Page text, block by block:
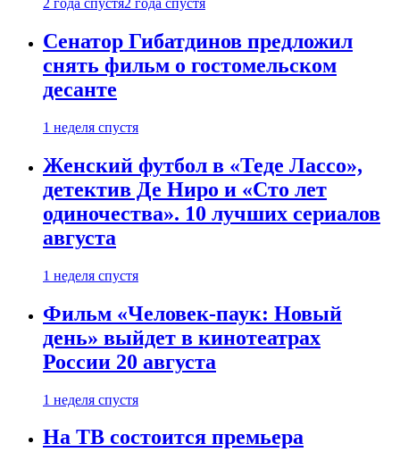
2 года спустя2 года спустя
Сенатор Гибатдинов предложил
снять фильм о гостомельском
десанте
1 неделя спустя
Женский футбол в «Теде Лассо»,
детектив Де Ниро и «Сто лет
одиночества». 10 лучших сериалов
августа
1 неделя спустя
Фильм «Человек-паук: Новый
день» выйдет в кинотеатрах
России 20 августа
1 неделя спустя
На ТВ состоится премьера